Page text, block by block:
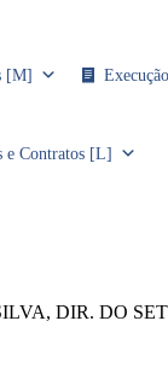
[M]
e Contratos [L]
DIR. DO